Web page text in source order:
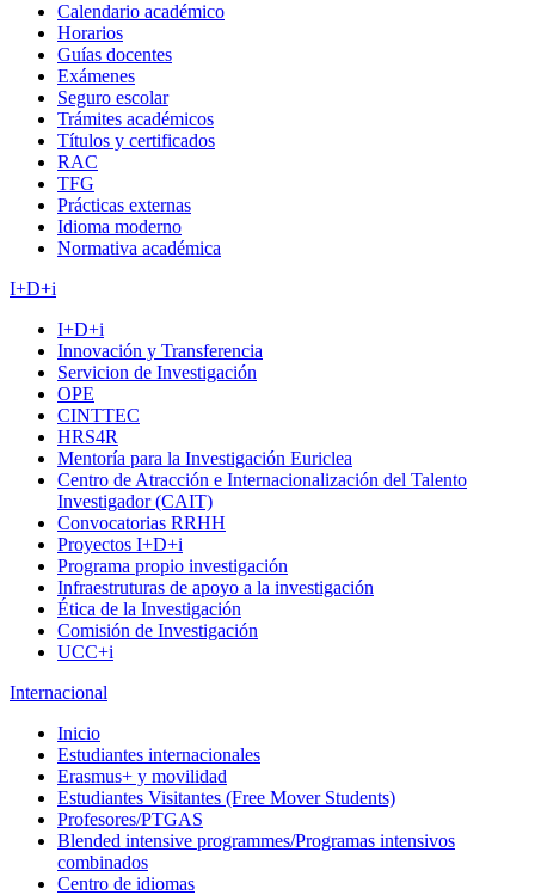
Calendario académico
Horarios
Guías docentes
Exámenes
Seguro escolar
Trámites académicos
Títulos y certificados
RAC
TFG
Prácticas externas
Idioma moderno
Normativa académica
I+D+i
I+D+i
Innovación y Transferencia
Servicion de Investigación
OPE
CINTTEC
HRS4R
Mentoría para la Investigación Euriclea
Centro de Atracción e Internacionalización del Talento
Investigador (CAIT)
Convocatorias RRHH
Proyectos I+D+i
Programa propio investigación
Infraestruturas de apoyo a la investigación
Ética de la Investigación
Comisión de Investigación
UCC+i
Internacional
Inicio
Estudiantes internacionales
Erasmus+ y movilidad
Estudiantes Visitantes (Free Mover Students)
Profesores/PTGAS
Blended intensive programmes/Programas intensivos
combinados
Centro de idiomas